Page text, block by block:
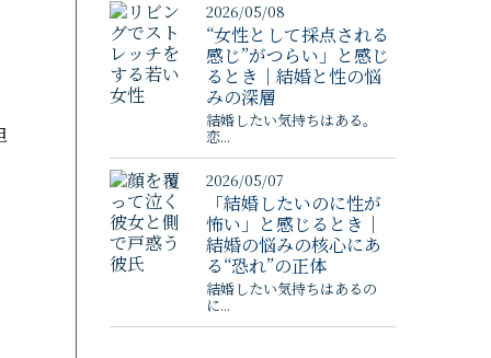
2026/05/08
“女性として採点される
感じ”がつらい」と感じ
るとき｜結婚と性の悩
みの深層
結婚したい気持ちはある。
恋...
2026/05/07
「結婚したいのに性が
怖い」と感じるとき｜
結婚の悩みの核心にあ
る“恐れ”の正体
結婚したい気持ちはあるの
に...